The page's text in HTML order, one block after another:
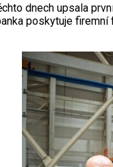
dnech upsala
poskytuje